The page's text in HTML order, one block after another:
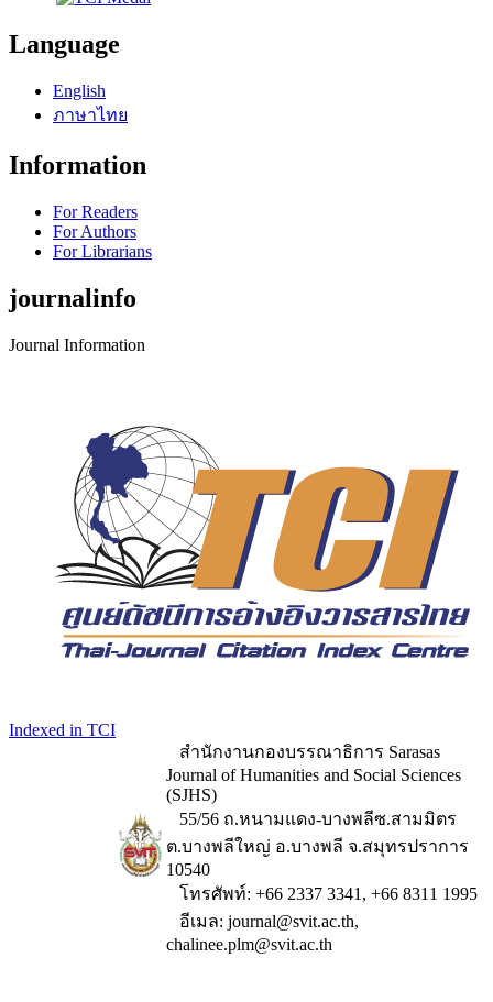
Language
English
ภาษาไทย
Information
For Readers
For Authors
For Librarians
journalinfo
Journal Information
Indexed in TCI
สำนักงานกองบรรณาธิการ Sarasas
Journal of Humanities and Social Sciences
(SJHS)
55/56 ถ.หนามแดง-บางพลีซ.สามมิตร
ต.บางพลีใหญ่ อ.บางพลี จ.สมุทรปราการ
10540
โทรศัพท์: +66 2337 3341, +66 8311 1995
อีเมล: journal@svit.ac.th,
chalinee.plm@svit.ac.th